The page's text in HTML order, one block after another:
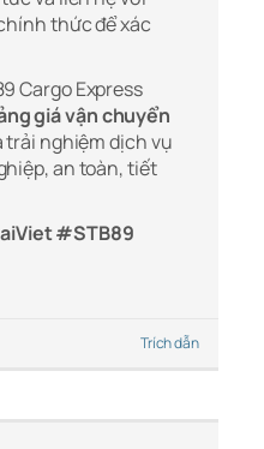
thức để xác
Cargo Express
giá vận chuyển
nghiệm dịch vụ
an toàn, tiết
#STB89
Trích dẫn